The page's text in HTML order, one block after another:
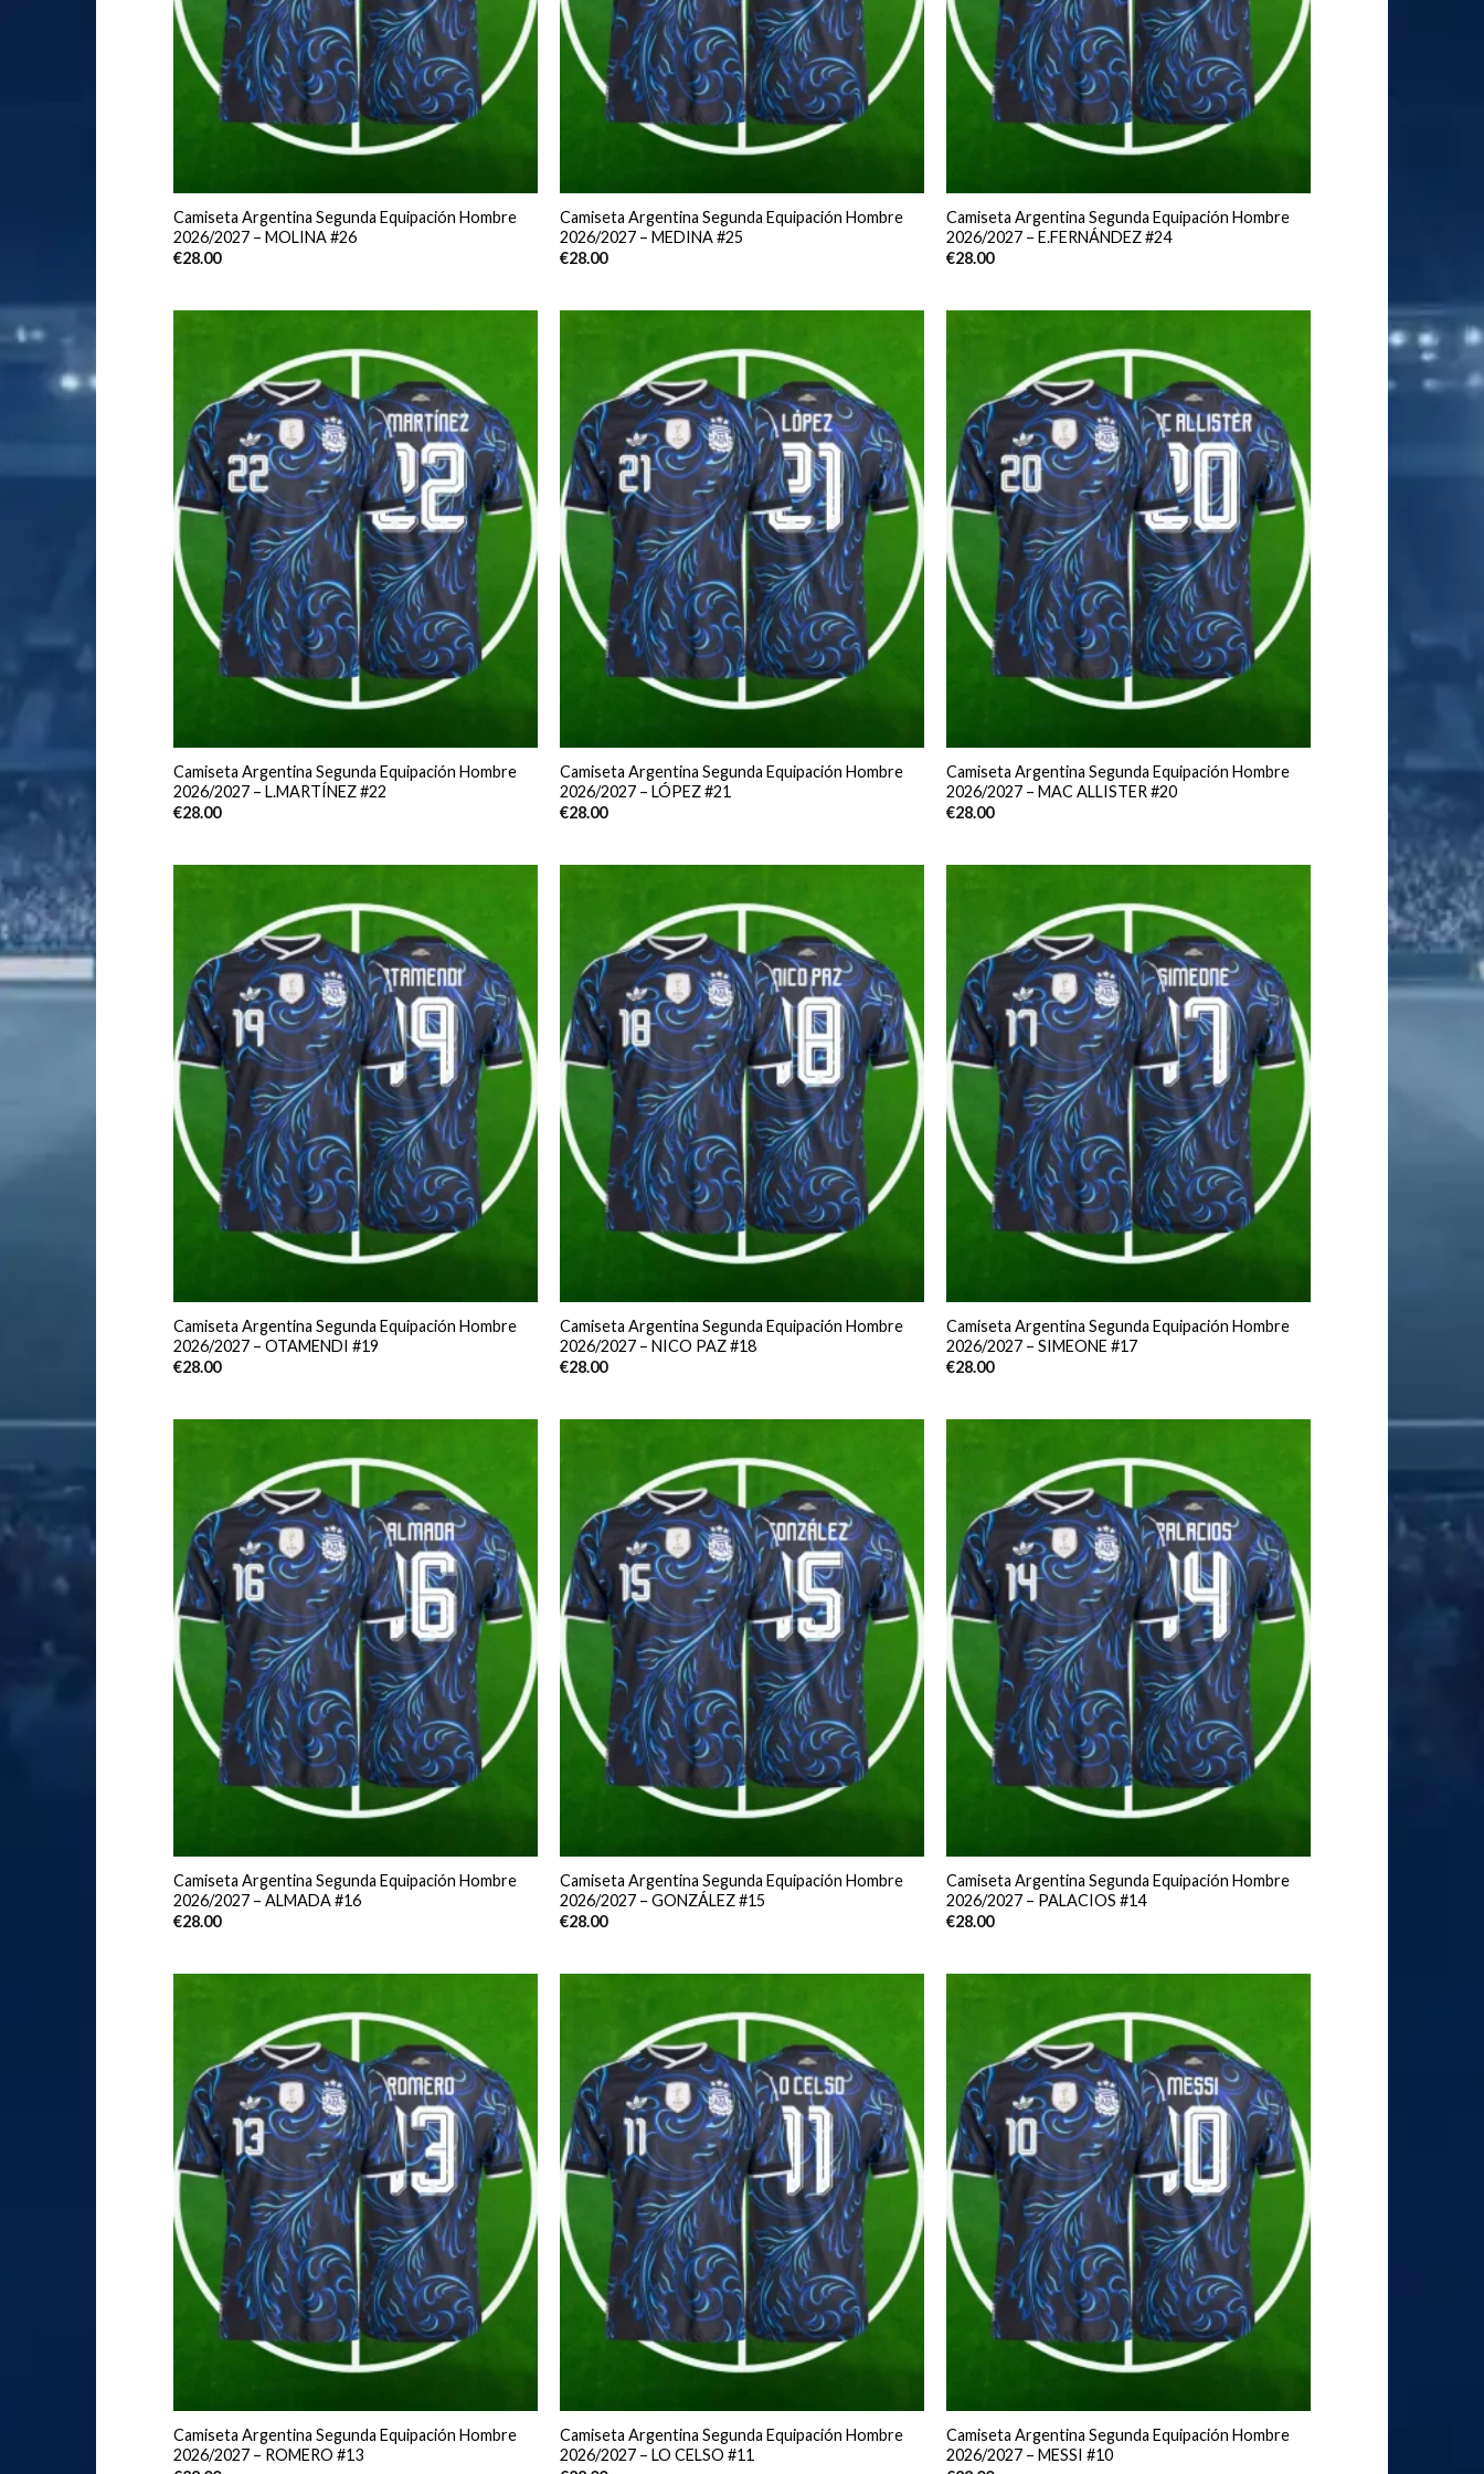
Camiseta Argentina Segunda Equipación Hombre
2026/2027 – MOLINA #26
€28.00
Camiseta Argentina Segunda Equipación Hombre
2026/2027 – MEDINA #25
€28.00
Camiseta Argentina Segunda Equipación Hombre
2026/2027 – E.FERNÁNDEZ #24
€28.00
Camiseta Argentina Segunda Equipación Hombre
2026/2027 – L.MARTÍNEZ #22
€28.00
Camiseta Argentina Segunda Equipación Hombre
2026/2027 – LÓPEZ #21
€28.00
Camiseta Argentina Segunda Equipación Hombre
2026/2027 – MAC ALLISTER #20
€28.00
Camiseta Argentina Segunda Equipación Hombre
2026/2027 – OTAMENDI #19
€28.00
Camiseta Argentina Segunda Equipación Hombre
2026/2027 – NICO PAZ #18
€28.00
Camiseta Argentina Segunda Equipación Hombre
2026/2027 – SIMEONE #17
€28.00
Camiseta Argentina Segunda Equipación Hombre
2026/2027 – ALMADA #16
€28.00
Camiseta Argentina Segunda Equipación Hombre
2026/2027 – GONZÁLEZ #15
€28.00
Camiseta Argentina Segunda Equipación Hombre
2026/2027 – PALACIOS #14
€28.00
Camiseta Argentina Segunda Equipación Hombre
2026/2027 – ROMERO #13
Camiseta Argentina Segunda Equipación Hombre
2026/2027 – LO CELSO #11
Camiseta Argentina Segunda Equipación Hombre
2026/2027 – MESSI #10